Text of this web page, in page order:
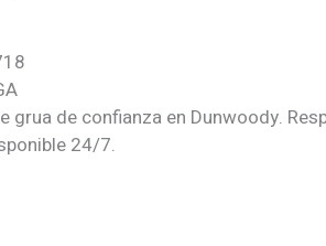
grua de confianza en Dunwoody.
24/7.